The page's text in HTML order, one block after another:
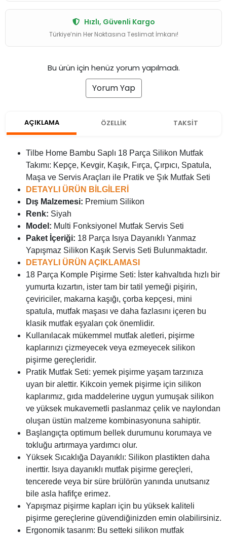
Hızlı, Güvenli Kargo
Türkiye’nin Her Noktasına Teslimat İmkanı!
Bu ürün için henüz yorum yapılmadı.
Yorum Yap
AÇIKLAMA ÖZELLİK TAKSİT
Tilbe Home Bambu Saplı 18 Parça Silikon Mutfak
Takımı: Kepçe, Kevgir, Kaşık, Fırça, Çırpıcı, Spatula,
Maşa ve Servis Araçları ile Pratik ve Şık Mutfak Seti
DETAYLI ÜRÜN BİLGİLERİ
Dış Malzemesi: Premium Silikon
Renk: Siyah
Model: Multi Fonksiyonel Mutfak Servis Seti
Paket İçeriği: 18 Parça Isıya Dayanıklı Yanmaz
Yapışmaz Silikon Kaşık Servis Seti Bulunmaktadır.
DETAYLI ÜRÜN AÇIKLAMASI
18 Parça Komple Pişirme Seti: İster kahvaltıda hızlı bir
yumurta kızartın, ister tam bir tatil yemeği pişirin,
çeviriciler, makarna kaşığı, çorba kepçesi, mini
spatula, mutfak maşası ve daha fazlasını içeren bu
klasik mutfak eşyaları çok önemlidir.
Kullanılacak mükemmel mutfak aletleri, pişirme
kaplarınızı çizmeyecek veya ezmeyecek silikon
pişirme gereçleridir.
Pratik Mutfak Seti: yemek pişirme yaşam tarzınıza
uyan bir alettir. Kikcoin yemek pişirme için silikon
kaplarımız, gıda maddelerine uygun yumuşak silikon
ve yüksek mukavemetli paslanmaz çelik ve naylondan
oluşan üstün malzeme kombinasyonuna sahiptir.
Başlangıçta optimum bellek durumunu korumaya ve
tokluğu artırmaya yardımcı olur.
Yüksek Sıcaklığa Dayanıklı: Silikon plastikten daha
inerttir. Isıya dayanıklı mutfak pişirme gereçleri,
tencerede veya bir süre brülörün yanında unutsanız
bile asla hafifçe erimez.
Yapışmaz pişirme kapları için bu yüksek kaliteli
pişirme gereçlerine güvendiğinizden emin olabilirsiniz.
Ergonomik tasarım: Bu setteki silikon mutfak